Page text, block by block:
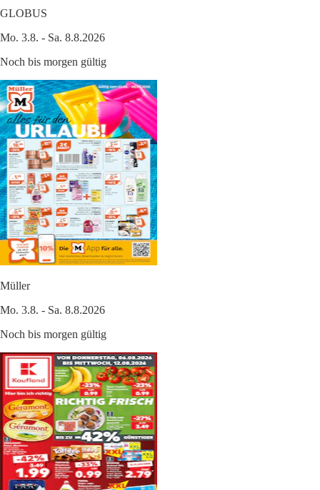
GLOBUS
Mo. 3.8. - Sa. 8.8.2026
Noch bis morgen gültig
Müller
Mo. 3.8. - Sa. 8.8.2026
Noch bis morgen gültig